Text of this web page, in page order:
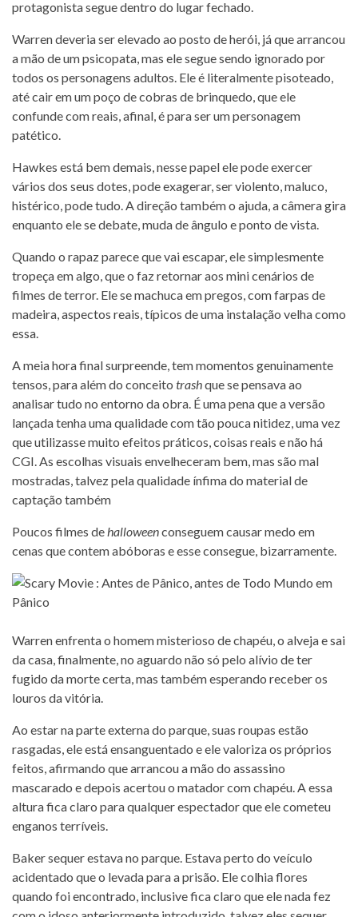
protagonista segue dentro do lugar fechado.
Warren deveria ser elevado ao posto de herói, já que arrancou
a mão de um psicopata, mas ele segue sendo ignorado por
todos os personagens adultos. Ele é literalmente pisoteado,
até cair em um poço de cobras de brinquedo, que ele
confunde com reais, afinal, é para ser um personagem
patético.
Hawkes está bem demais, nesse papel ele pode exercer
vários dos seus dotes, pode exagerar, ser violento, maluco,
histérico, pode tudo. A direção também o ajuda, a câmera gira
enquanto ele se debate, muda de ângulo e ponto de vista.
Quando o rapaz parece que vai escapar, ele simplesmente
tropeça em algo, que o faz retornar aos mini cenários de
filmes de terror. Ele se machuca em pregos, com farpas de
madeira, aspectos reais, típicos de uma instalação velha como
essa.
A meia hora final surpreende, tem momentos genuinamente
tensos, para além do conceito trashque se pensava ao
analisar tudo no entorno da obra. É uma pena que a versão
lançada tenha uma qualidade com tão pouca nitidez, uma vez
que utilizasse muito efeitos práticos, coisas reais e não há
CGI. As escolhas visuais envelheceram bem, mas são mal
mostradas, talvez pela qualidade ínfima do material de
captação também
Poucos filmes dehalloweenconseguem causar medo em
cenas que contem abóboras e esse consegue, bizarramente.
Warren enfrenta o homem misterioso de chapéu, o alveja e sai
da casa, finalmente, no aguardo não só pelo alívio de ter
fugido da morte certa, mas também esperando receber os
louros da vitória.
Ao estar na parte externa do parque, suas roupas estão
rasgadas, ele está ensanguentado e ele valoriza os próprios
feitos, afirmando que arrancou a mão do assassino
mascarado e depois acertou o matador com chapéu. A essa
altura fica claro para qualquer espectador que ele cometeu
enganos terríveis.
Baker sequer estava no parque. Estava perto do veículo
acidentado que o levada para a prisão. Ele colhia flores
quando foi encontrado, inclusive fica claro que ele nada fez